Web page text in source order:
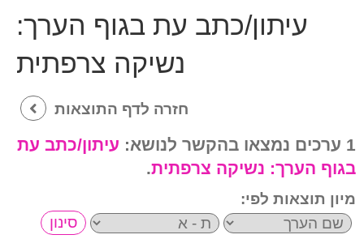
עיתון/כתב עת בגוף הערך:
נשיקה צרפתית
חזרה לדף התוצאות
1 ערכים נמצאו בהקשר לנושא:
עיתון/כתב עת
בגוף הערך: נשיקה צרפתית.
מיון תוצאות לפי: